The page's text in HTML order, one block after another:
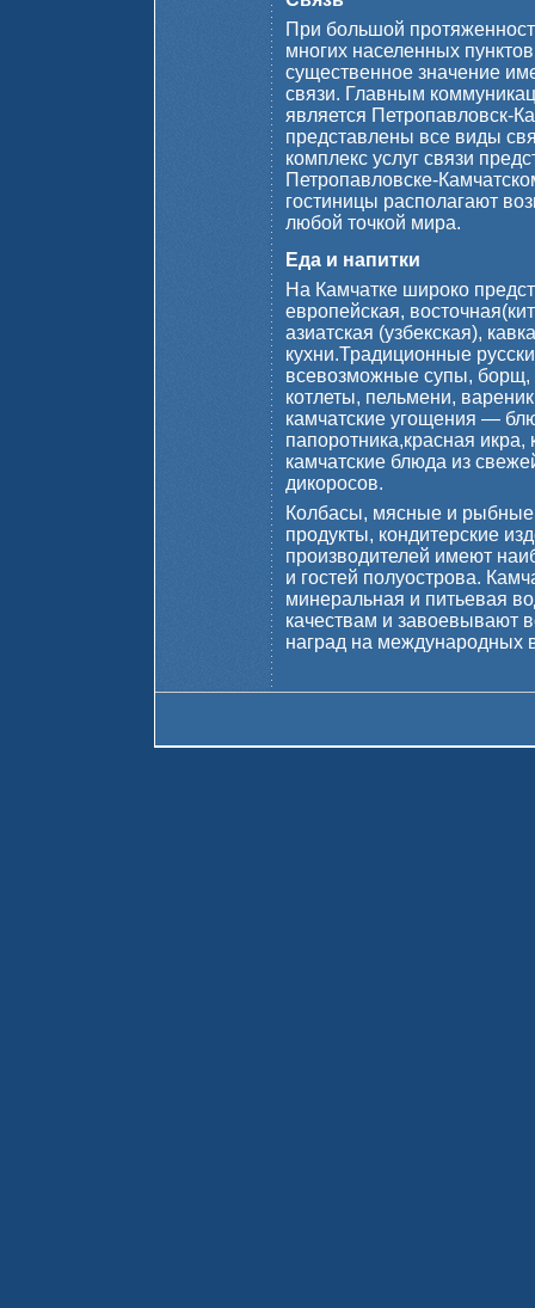
При большой
многих населенных пунктов
существенное значение
связи. Главным
является Петропавловск-
представлены все виды
комплекс услуг связи
Петропавловске-
гостиницы располагают
любой точкой мира.
Еда и напитки
На Камчатке широко
европейская,
азиатская (узбекская),
кухни.Традиционные
всевозможные супы,
котлеты, пельмени,
камчатские угощения —
папоротника,красная
камчатские блюда из
дикоросов.
Колбасы, мясные и
продукты, кондитерские
производителей имеют
и гостей полуострова.
минеральная и питьевая
качествам и завоевывают
наград на международных